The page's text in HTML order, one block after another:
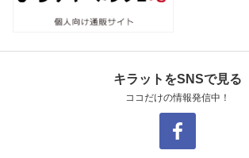
キラットをSNSで見る
ココだけの情報発信中！